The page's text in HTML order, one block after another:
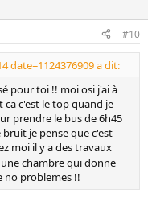
#10
date=1124376909 a dit:
pour toi !! moi osi j'ai à
c'est le top quand je
prendre le bus de 6h45
je pense que c'est
moi il y a des travaux
chambre qui donne
no problemes !!